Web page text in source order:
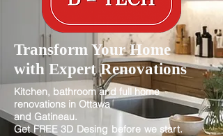
Transform Your Home
with Expert Renovations
Kitchen, bathroom and full home
renovations in Ottawa
and Gatineau.
Get FREE 3D Desing before we start.